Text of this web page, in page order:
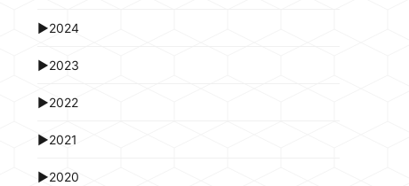
►2024
►2023
►2022
►2021
►2020